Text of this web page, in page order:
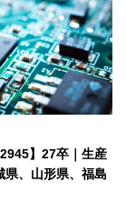
】27卒｜生産
県、山形県、福島